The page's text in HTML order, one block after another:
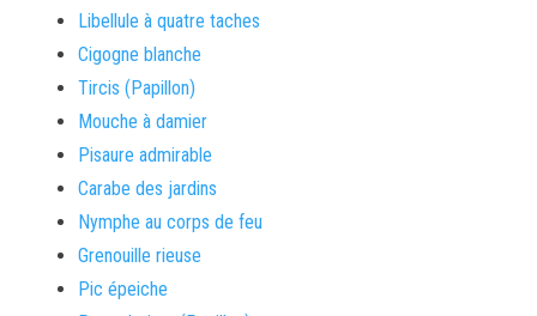
Libellule à quatre taches
Cigogne blanche
Tircis (Papillon)
Mouche à damier
Pisaure admirable
Carabe des jardins
Nymphe au corps de feu
Grenouille rieuse
Pic épeiche